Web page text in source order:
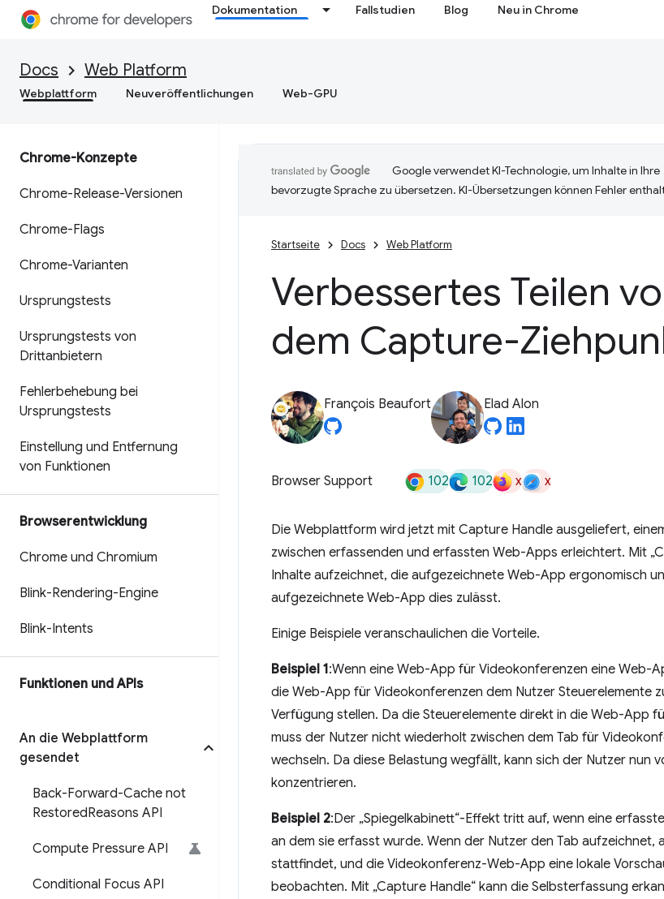
Dokumentation Fallstudien Blog Neu in Chrome
Docs Web Platform
Webplattform Neuveröffentlichungen Web-GPU
Chrome-Konzepte
Chrome-Release-Versionen
Chrome-Flags
Chrome-Varianten
Ursprungstests
Ursprungstests von
Drittanbietern
Fehlerbehebung bei
Ursprungstests
Einstellung und Entfernung
von Funktionen
Browserentwicklung
Chrome und Chromium
Blink-Rendering-Engine
Blink-Intents
Funktionen und APIs
An die Webplattform
gesendet
Back-Forward-Cache not
RestoredReasons API
Compute Pressure API
Conditional Focus API
Google verwendet KI-Technologie, um Inhalte in Ihre
bevorzugte Sprache zu übersetzen. KI-Übersetzungen können Fehler
Startseite Docs Web Platform
Verbessertes Teilen
dem Capture-
François Beaufort Elad Alon
Browser Support 102 102 x x
Die Webplattform wird jetzt mit Capture Handle ausgeliefert,
zwischen erfassenden und erfassten Web-Apps erleichtert. Mit
Inhalte aufzeichnet, die aufgezeichnete Web-App ergonomisch
aufgezeichnete Web-App dies zulässt.
Einige Beispiele veranschaulichen die Vorteile.
Beispiel 1:Wenn eine Web-App für Videokonferenzen eine Web-
die Web-App für Videokonferenzen dem Nutzer Steuerelemente
Verfügung stellen. Da die Steuerelemente direkt in die Web-App
muss der Nutzer nicht wiederholt zwischen dem Tab für
wechseln. Da diese Belastung wegfällt, kann sich der Nutzer nun
konzentrieren.
Beispiel 2:Der „Spiegelkabinett“-Effekt tritt auf, wenn eine
an dem sie erfasst wurde. Wenn der Nutzer den Tab aufzeichnet,
stattfindet, und die Videokonferenz-Web-App eine lokale
beobachten. Mit „Capture Handle“ kann die Selbsterfassung